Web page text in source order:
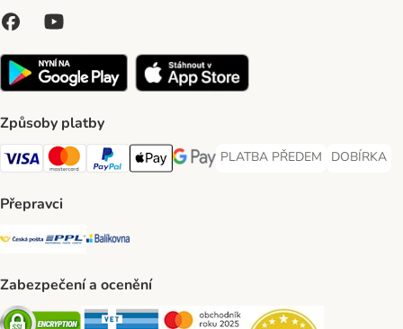
Způsoby platby
Visa Payment Method
Mastercard Payment Method
PayPal Payment Method
Apple pay Payment Method
GooglePay Payment Method
PLATBA PŘEDEM
PLATBA PŘEDEM Payment
DOBÍRKA
DOBÍRKA
Přepravci
Česká pošta Shipping Method
PPL Shipping Method
Balíkovna Shipping Method
Zabezpečení a ocenění
Security Security Security